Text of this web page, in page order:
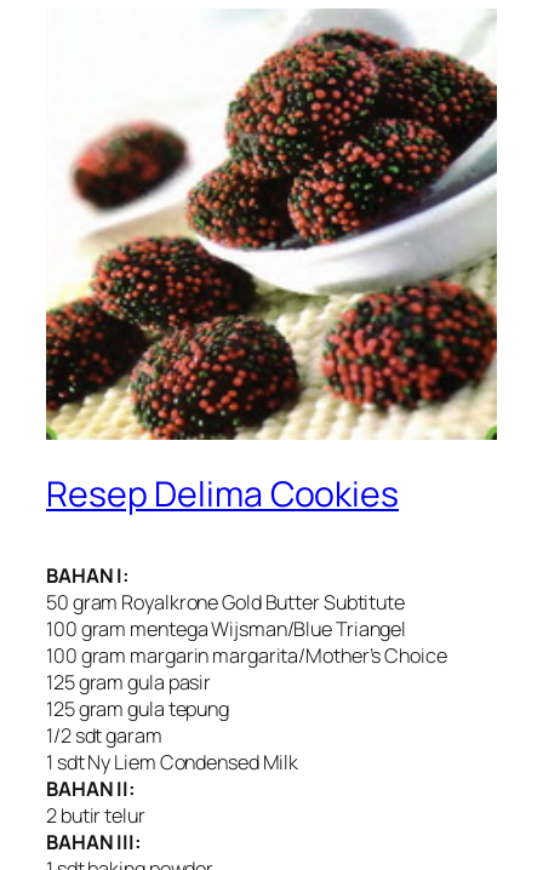
Resep Delima Cookies
BAHAN I:
50 gram Royalkrone Gold Butter Subtitute
100 gram mentega Wijsman/Blue Triangel
100 gram margarin margarita/Mother’s Choice
125 gram gula pasir
125 gram gula tepung
1/2 sdt garam
1 sdt Ny Liem Condensed Milk
BAHAN II:
2 butir telur
BAHAN III: